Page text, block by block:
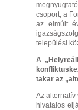
csoport, a
az elmúlt
települési
A
takar az
Az alternatív
hivatalos